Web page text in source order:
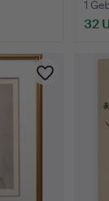
1
32